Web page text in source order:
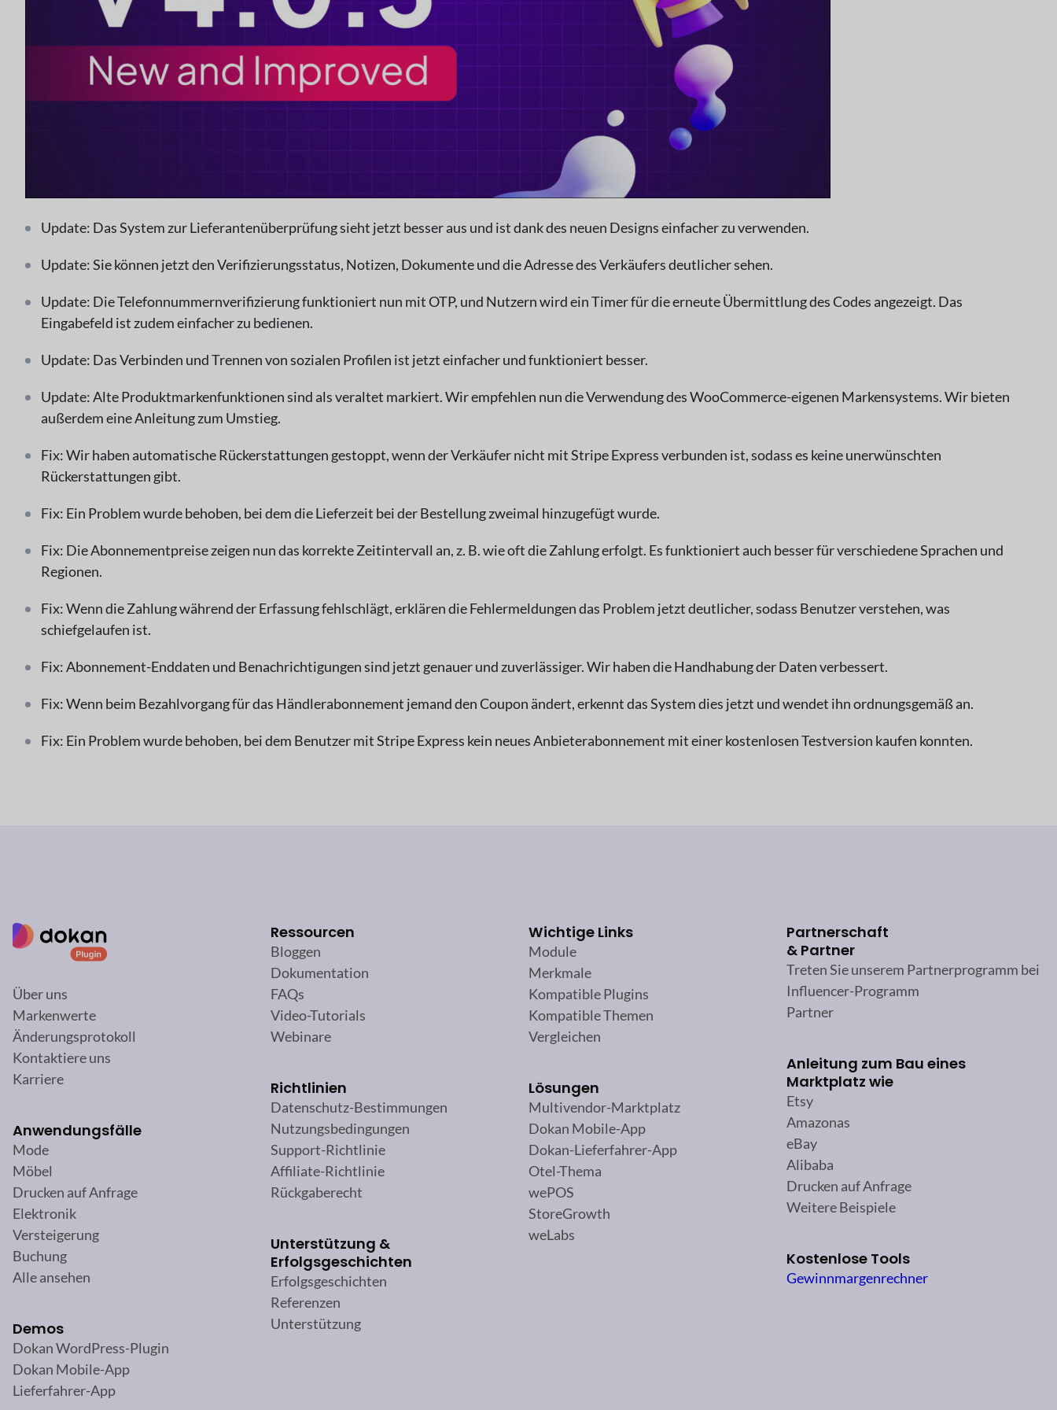
Update: Das System zur Lieferantenüberprüfung sieht jetzt besser aus und ist dank des neuen Designs einfacher zu verwenden.
Update: Sie können jetzt den Verifizierungsstatus, Notizen, Dokumente und die Adresse des Verkäufers deutlicher sehen.
Update: Die Telefonnummernverifizierung funktioniert nun mit OTP, und Nutzern wird ein Timer für die erneute Übermittlung des Codes angezeigt. Das
Eingabefeld ist zudem einfacher zu bedienen.
Update: Das Verbinden und Trennen von sozialen Profilen ist jetzt einfacher und funktioniert besser.
Update: Alte Produktmarkenfunktionen sind als veraltet markiert. Wir empfehlen nun die Verwendung des WooCommerce-eigenen Markensystems. Wir bieten
außerdem eine Anleitung zum Umstieg.
Fix: Wir haben automatische Rückerstattungen gestoppt, wenn der Verkäufer nicht mit Stripe Express verbunden ist, sodass es keine unerwünschten
Rückerstattungen gibt.
Fix: Ein Problem wurde behoben, bei dem die Lieferzeit bei der Bestellung zweimal hinzugefügt wurde.
Fix: Die Abonnementpreise zeigen nun das korrekte Zeitintervall an, z. B. wie oft die Zahlung erfolgt. Es funktioniert auch besser für verschiedene Sprachen und
Regionen.
Fix: Wenn die Zahlung während der Erfassung fehlschlägt, erklären die Fehlermeldungen das Problem jetzt deutlicher, sodass Benutzer verstehen, was
schiefgelaufen ist.
Fix: Abonnement-Enddaten und Benachrichtigungen sind jetzt genauer und zuverlässiger. Wir haben die Handhabung der Daten verbessert.
Fix: Wenn beim Bezahlvorgang für das Händlerabonnement jemand den Coupon ändert, erkennt das System dies jetzt und wendet ihn ordnungsgemäß an.
Fix: Ein Problem wurde behoben, bei dem Benutzer mit Stripe Express kein neues Anbieterabonnement mit einer kostenlosen Testversion kaufen konnten.
Über uns
Markenwerte
Änderungsprotokoll
Kontaktiere uns
Karriere
Anwendungsfälle
Mode
Möbel
Drucken auf Anfrage
Elektronik
Versteigerung
Buchung
Alle ansehen
Demos
Dokan WordPress-Plugin
Dokan Mobile-App
Lieferfahrer-App
Ressourcen
Bloggen
Dokumentation
FAQs
Video-Tutorials
Webinare
Richtlinien
Datenschutz-Bestimmungen
Nutzungsbedingungen
Support-Richtlinie
Affiliate-Richtlinie
Rückgaberecht
Unterstützung &
Erfolgsgeschichten
Erfolgsgeschichten
Referenzen
Unterstützung
Wichtige Links
Module
Merkmale
Kompatible Plugins
Kompatible Themen
Vergleichen
Lösungen
Multivendor-Marktplatz
Dokan Mobile-App
Dokan-Lieferfahrer-App
Otel-Thema
wePOS
StoreGrowth
weLabs
Partnerschaft
& Partner
Treten Sie unserem Partnerprogramm bei
Influencer-Programm
Partner
Anleitung zum Bau eines
Marktplatz wie
Etsy
Amazonas
eBay
Alibaba
Drucken auf Anfrage
Weitere Beispiele
Kostenlose Tools
Gewinnmargenrechner